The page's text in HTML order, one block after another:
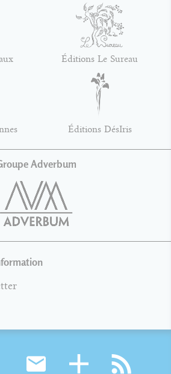
Éditions Le Sureau
Éditions DésIris
Adverbum